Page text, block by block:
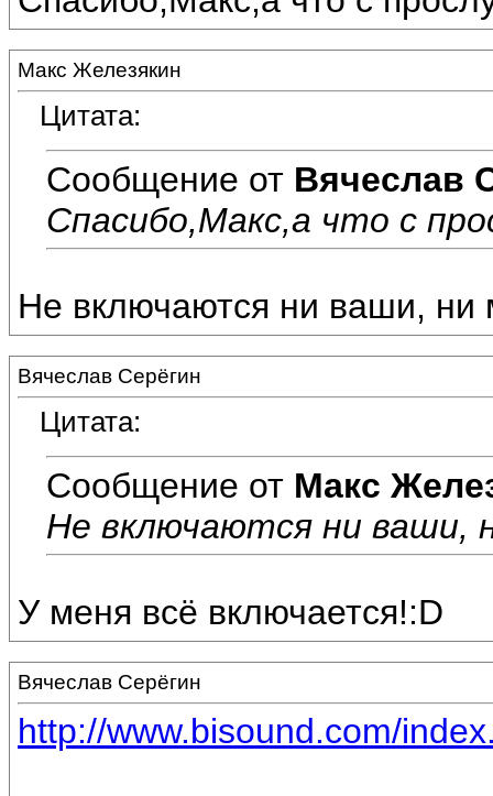
Макс Железякин
Цитата:
Сообщение от Вячеслав
Спасибо,Макс,а что с
Не включаются ни ваши, ни
Вячеслав Серёгин
Цитата:
Сообщение от Макс
Не включаются ни ваши,
У меня всё включается!:D
Вячеслав Серёгин
http://www.bisound.com/